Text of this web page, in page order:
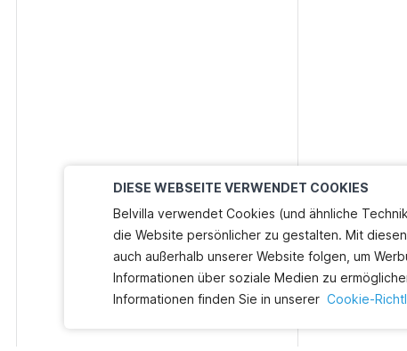
DIESE WEBSEITE VERWENDET COOKIES
Belvilla verwendet Cookies (und ähnliche
die Website persönlicher zu gestalten. Mit
auch außerhalb unserer Website folgen, um
Informationen über soziale Medien zu
Informationen finden Sie in unserer Cookie-